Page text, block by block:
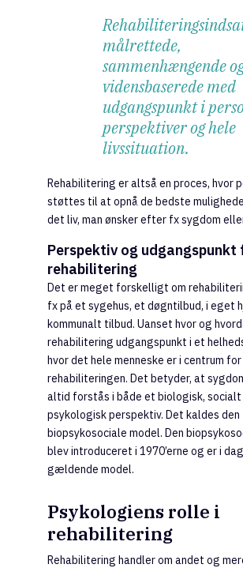
målrettede,
sammenhængende
vidensbaserede med
udgangspunkt i
perspektiver og hele
livssituation.
Rehabilitering er altså en proces, hvor
støttes til at opnå de bedste
det liv, man ønsker efter fx sygdom
Perspektiv og udgangspunkt
rehabilitering
Det er meget forskelligt om
fx på et sygehus, et døgntilbud, i eget
kommunalt tilbud. Uanset hvor og
rehabilitering udgangspunkt i et
hvor det hele menneske er i centrum for
rehabiliteringen. Det betyder, at
altid forstås i både et biologisk, socialt
psykologisk perspektiv. Det kaldes den
biopsykosociale model. Den
blev introduceret i 1970’erne og er i
gældende model.
Psykologiens rolle i
rehabilitering
Rehabilitering handler om andet og